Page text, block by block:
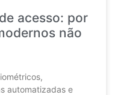
acesso: por
não
automatizadas e